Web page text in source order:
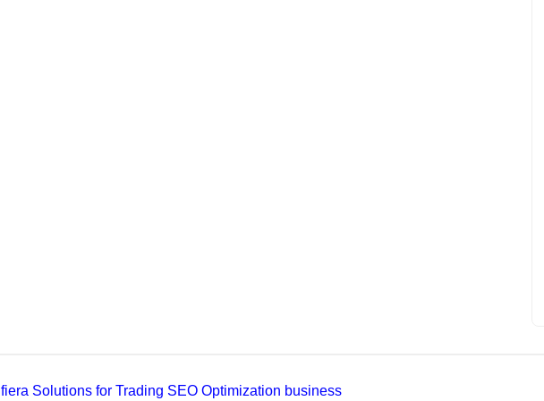
fiera Solutions for Trading SEO Optimization business